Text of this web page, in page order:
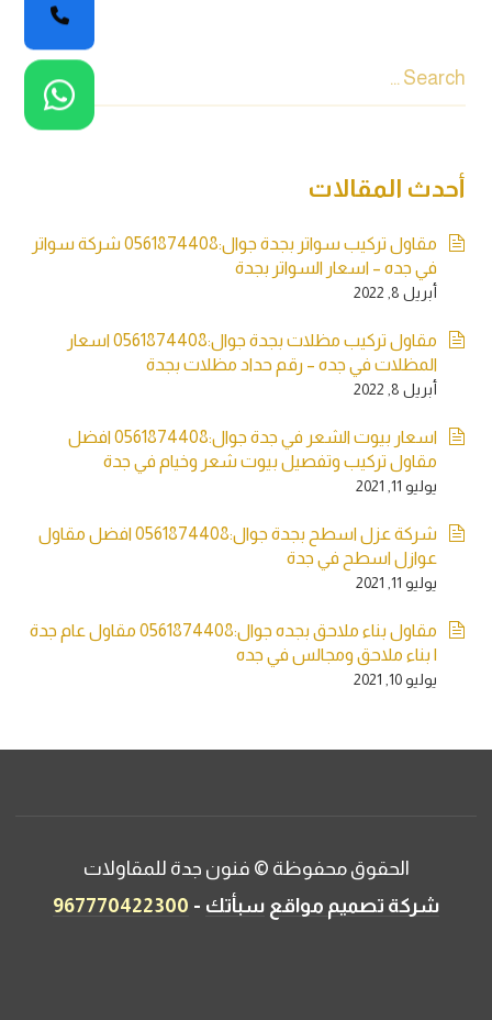
أحدث المقالات
مقاول تركيب سواتر بجدة جوال:0561874408 شركة سواتر
في جده – اسعار السواتر بجدة
أبريل 8, 2022
مقاول تركيب مظلات بجدة جوال:0561874408 اسعار
المظلات في جده – رقم حداد مظلات بجدة
أبريل 8, 2022
اسعار بيوت الشعر في جدة جوال:0561874408 افضل
مقاول تركيب وتفصيل بيوت شعر وخيام في جدة
يوليو 11, 2021
شركة عزل اسطح بجدة جوال:0561874408 افضل مقاول
عوازل اسطح في جدة
يوليو 11, 2021
مقاول بناء ملاحق بجده جوال:0561874408 مقاول عام جدة
| بناء ملاحق ومجالس في جده
يوليو 10, 2021
الحقوق محفوظة © فنون جدة للمقاولات
شركة تصميم مواقع سبأتك -
967770422300